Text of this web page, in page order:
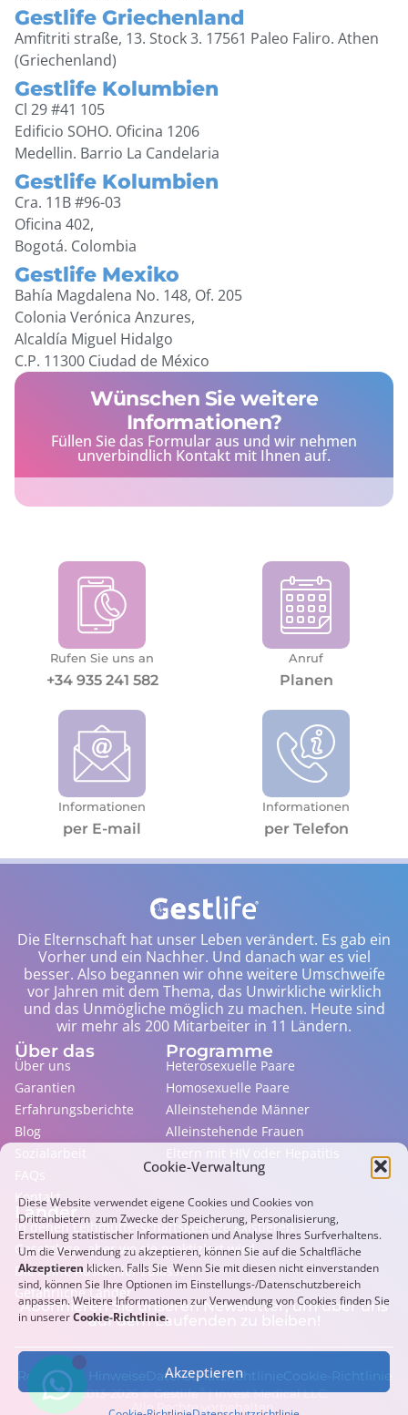
Cookie-Verwaltung
Diese Website verwendet eigene Cookies und Cookies von
Drittanbietern zum Zwecke der Speicherung, Personalisierung,
Erstellung statistischer Informationen und Analyse Ihres Surfverhaltens.
Um die Verwendung zu akzeptieren, können Sie auf die Schaltfläche
Akzeptierenklicken. Falls Sie Wenn Sie mit diesen nicht einverstanden
sind, können Sie Ihre Optionen im Einstellungs-/Datenschutzbereich
anpassen. Weitere Informationen zur Verwendung von Cookies finden Sie
in unsererCookie-Richtlinie.
Akzeptieren
Gestlife Griechenland
Amfitriti straße, 13. Stock 3. 17561 Paleo Faliro. Athen
(Griechenland)
Gestlife Kolumbien
Cl 29 #41 105
Edificio SOHO. Oficina 1206
Medellin. Barrio La Candelaria
Gestlife Kolumbien
Cra. 11B #96-03
Oficina 402,
Bogotá. Colombia
Gestlife Mexiko
Bahía Magdalena No. 148, Of. 205
Colonia Verónica Anzures,
Alcaldía Miguel Hidalgo
C.P. 11300 Ciudad de México
Wünschen Sie weitere
Informationen?
Füllen Sie das Formular aus und wir nehmen
unverbindlich Kontakt mit Ihnen auf.
Rufen Sie uns an
+34 935 241 582
Anruf
Planen
Informationen
per E-mail
Informationen
per Telefon
Die Elternschaft hat unser Leben verändert. Es gab ein
Vorher und ein Nachher. Und danach war es viel
besser. Also begannen wir ohne weitere Umschweife
vor Jahren mit dem Thema, das Unwirkliche wirklich
und das Unmögliche möglich zu machen. Heute sind
wir mehr als 200 Mitarbeiter in 11 Ländern.
Über das
Über uns
Garantien
Erfahrungsberichte
Blog
Sozialarbeit
FAQs
Kontakt
Programme
Heterosexuelle Paare
Homosexuelle Paare
Alleinstehende Männer
Alleinstehende Frauen
Eltern mit HIV oder Hepatitis
Länder
In denen Leihmutterschaftsgesetze existieren
Gesetzlose, aber wo sie praktiziert wird
Die keine Ausländer zulassen
Gefährliche Länder
Abonnieren Sie unseren Newsletter, um über uns
auf dem Laufenden zu bleiben!
2013-2026© Gestlife®| Invest Medical LLC.
Alle Rechte vorbehalten.
Rechtliche Hinweise Datenschutzrichtlinie Cookie-Richtlinie